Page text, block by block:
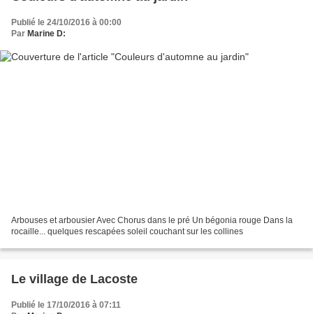
Publié le 24/10/2016 à 00:00
Par Marine D:
Arbouses et arbousier Avec Chorus dans le pré Un bégonia rouge Dans la
rocaille... quelques rescapées soleil couchant sur les collines
Le village de Lacoste
Publié le 17/10/2016 à 07:11